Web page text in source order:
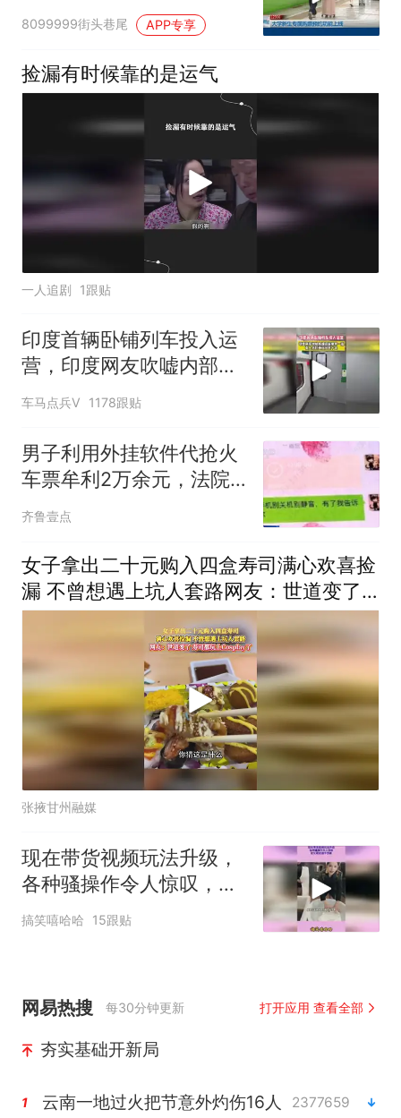
8099999街头巷尾 APP专享
捡漏有时候靠的是运气
一人追剧 1跟贴
印度首辆卧铺列车投入运
营，印度网友吹嘘内部设
施一流科技感十足
车马点兵V 1178跟贴
男子利用外挂软件代抢火
车票牟利2万余元，法院
判了
齐鲁壹点
女子拿出二十元购入四盒寿司满心欢喜捡
漏 不曾想遇上坑人套路网友：世道变了
寿司都玩上Cospla
张掖甘州融媒
现在带货视频玩法升级，
各种骚操作令人惊叹，进
化程度超乎想象
搞笑嘻哈哈 15跟贴
网易热搜 每30分钟更新 打开应用 查看全部
夯实基础开新局
1 云南一地过火把节意外灼伤16人 2377659